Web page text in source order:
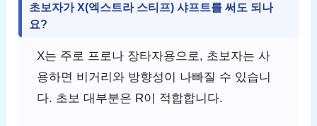
초보자가 X(엑스트라 스티프) 샤프트를 써도 되나
요?
X는 주로 프로나 장타자용으로, 초보자는 사
용하면 비거리와 방향성이 나빠질 수 있습니
다. 초보 대부분은 R이 적합합니다.